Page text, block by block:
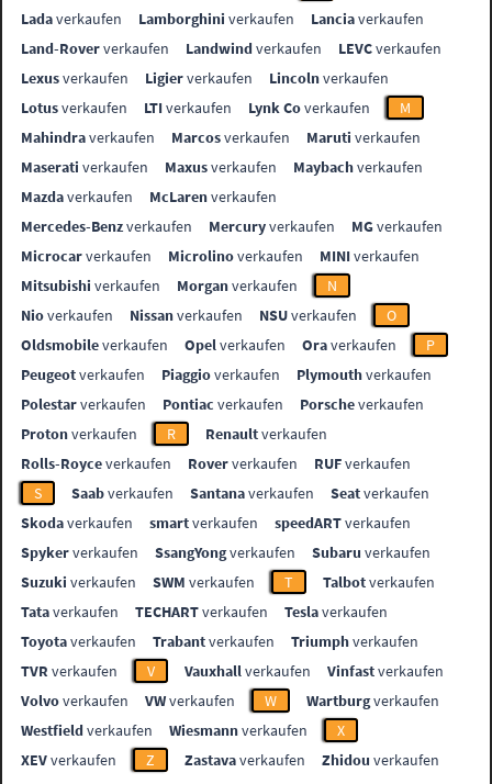
Ladaverkaufen Lamborghini verkaufen Lanciaverkaufen
Land-Roververkaufen Landwindverkaufen LEVCverkaufen
Lexusverkaufen Ligierverkaufen Lincolnverkaufen
Lotusverkaufen LTIverkaufen Lynk Coverkaufen
M
Mahindraverkaufen Marcosverkaufen Maruti verkaufen
Maserati verkaufen Maxusverkaufen Maybachverkaufen
Mazdaverkaufen McLarenverkaufen
Mercedes-Benzverkaufen Mercuryverkaufen MGverkaufen
Microcarverkaufen Microlinoverkaufen MINIverkaufen
Mitsubishi verkaufen Morganverkaufen
N
Nioverkaufen Nissanverkaufen NSUverkaufen
O
Oldsmobileverkaufen Opelverkaufen Oraverkaufen
P
Peugeotverkaufen Piaggioverkaufen Plymouthverkaufen
Polestarverkaufen Pontiac verkaufen Porscheverkaufen
Protonverkaufen R Renaultverkaufen
Rolls-Royceverkaufen Roververkaufen RUFverkaufen
S
Saabverkaufen Santanaverkaufen Seatverkaufen
Skodaverkaufen smartverkaufen speedARTverkaufen
Spykerverkaufen SsangYongverkaufen Subaru verkaufen
Suzuki verkaufen SWM verkaufen T Talbotverkaufen
Tataverkaufen TECHARTverkaufen Teslaverkaufen
Toyotaverkaufen Trabantverkaufen Triumphverkaufen
TVR verkaufen V Vauxhallverkaufen Vinfastverkaufen
Volvoverkaufen VWverkaufen W Wartburgverkaufen
Westfieldverkaufen Wiesmannverkaufen
X
XEVverkaufen Z Zastavaverkaufen Zhidou verkaufen